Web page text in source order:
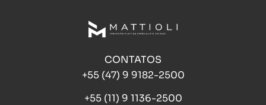
CONTATOS
+55 (47) 9 9182-2500
+55 (11) 9 1136-2500